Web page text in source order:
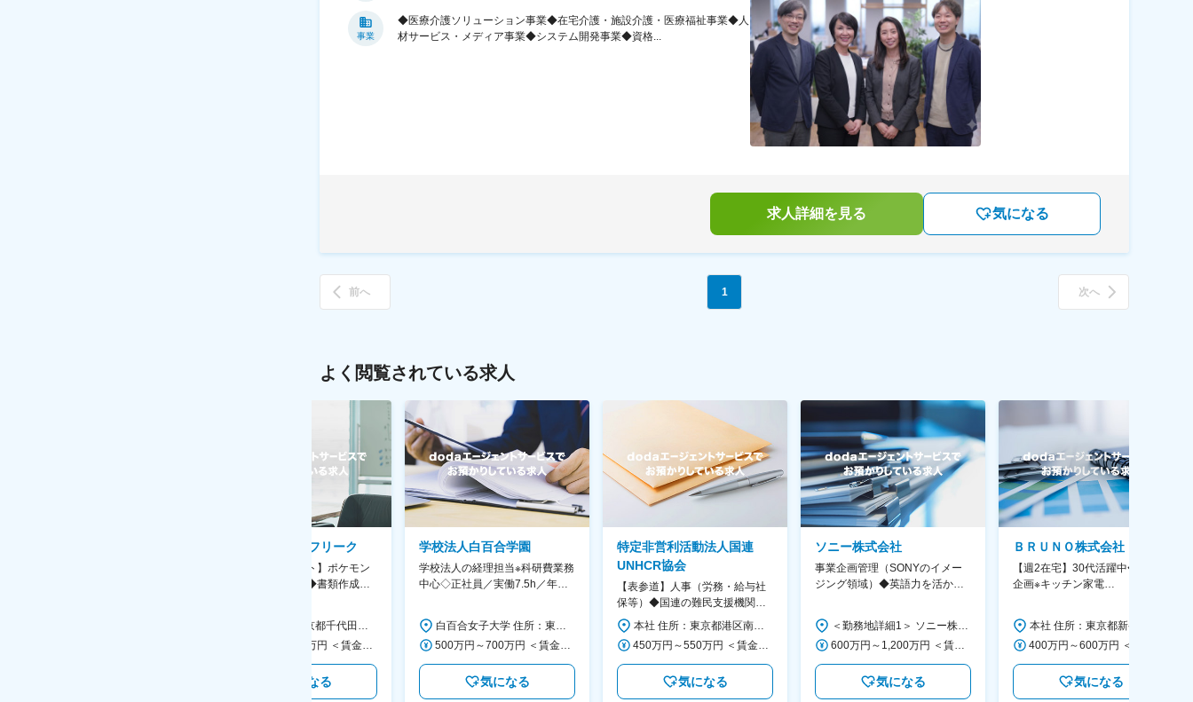
事業
◆医療介護ソリューション事業◆在宅介護・施設介護・医療福祉事業◆人
材サービス・メディア事業◆システム開発事業◆資格...
求人詳細を見る 気になる
前へ 1 次へ
よく閲覧されている求人
株式会社ゲームフリーク
【庶務アシスタント】ポケモン
シリーズ開発企業◆書類作成・
本社 住所：東京都千代田区神田錦町2-2-1 KANDASQUARE 受動喫煙対策：屋内全面禁煙 変更の範囲：会社の定める事業所
350万円～500万円 ＜賃金形態＞ 月給制 ＜賃金内訳＞ 月額（基本給）：215,000円～307,000円 固定残業手当/月：76,700円～110,000円（固定残業時間45時間0分/月） 超過した時間外労働の残業手当は追加支給 ＜月給＞ 291,700円～417,000円（一律手当を含む） ＜昇給有無＞ 有 ＜残業手当＞ 有 ＜給与補足＞ ※経験・能力を考慮の上、年齢に関わりなく当社規定により優遇します。 賃金はあくまでも目安の金額であり、選考を通じて上下する可能性があります。 月給(月額)は固定手当を含めた表記です。
気になる
学校法人白百合学園
学校法人の経理担当※科研費業務
中心◇正社員／実働7.5h／年休
大学
白百合女子大学 住所：東京都調布市緑ヶ丘1-25 勤務地最寄駅：京王線／仙川駅 受動喫煙対策：屋内全面禁煙 変更の範囲：会社の定める事業所
500万円～700万円 ＜賃金形態＞ 月給制 ＜賃金内訳＞ 月額（基本給）：280,000円～430,000円 ＜月給＞ 280,000円～430,000円 ＜昇給有無＞ 有 ＜残業手当＞ 有 ＜給与補足＞ ※年齢・過去の経験に基づき、本学規定に合わせ決定 【残業手当】有 /残業時間に応じて全額支給（※想定年収に含む） 【各種手当】扶養手当/住宅手当/通勤手当 等 【賞与】年2回（6月、12月） 【昇給】年1回（4月） 賃金はあくまでも目安の金額であり、選考を通じて上下する可能性があります。 月給(月額)は固定手当を含めた表記です。
気になる
特定非営利活動法人国連
UNHCR協会
【表参道】人事（労務・給与社
保等）◆国連の難民支援機関の
活動を支える日本公式支援窓口
◆正職員登用前提
本社 住所：東京都港区南青山6-10-11 ウェスレーセンター3F 勤務地最寄駅：地下鉄各線／表参道駅 受動喫煙対策：屋内全面禁煙 変更の範囲：会社の定める事業所（リモートワーク含む）
450万円～550万円 ＜賃金形態＞ 月給制 ＜賃金内訳＞ 月額（基本給）：340,000円～420,000円 ＜月給＞ 340,000円～420,000円 ＜昇給有無＞ 有 ＜残業手当＞ 有 ＜給与補足＞ ※能力・経験によって決定します。 ■賞与あり（業績評価に応じて支給） 賃金はあくまでも目安の金額であり、選考を通じて上下する可能性があります。 月給(月額)は固定手当を含めた表記です。
気になる
ソニー株式会社
事業企画管理（SONYのイメー
ジング領域）◆英語力を活か
＜勤務地詳細1＞ ソニー株式会社 住所：神奈川県横浜市西区みなとみらい5-1-1 受動喫煙対策：屋内全面禁煙 ＜勤務地詳細2＞ ソニーシティ大崎 住所：東京都品川区大崎2-10-1 勤務地最寄駅：JR線／大崎駅 受動喫煙対策：屋内全面禁煙 変更の範囲：会社の定める事業所（リモートワーク含む）
600万円～1,200万円 ＜賃金形態＞ 月給制 ＜賃金内訳＞ 月額（基本給）：350,000円～500,000円 ＜月給＞ 350,000円～500,000円 ＜昇給有無＞ 有 ＜残業手当＞ 有 ＜給与補足＞ ※年収は経験や能力を考慮の上、当社規定により決定します。 賃金はあくまでも目安の金額であり、選考を通じて上下する可能性があります。 月給(月額)は固定手当を含めた表記です。
気になる
ＢＲＵＮＯ株式会社
【週2在宅】30代活躍中◆商品
企画※キッチン家電
画～調達／働き方◎
気になる